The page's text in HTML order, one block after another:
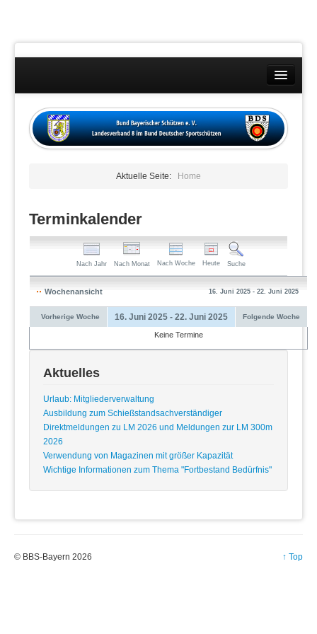
Wettkämpfe
Datenschutzübersicht
Aktuelle Seite: Home
Terminkalender
Nach Jahr Nach Monat Nach Woche Heute Suche
Wochenansicht 16. Juni 2025 - 22. Juni 2025
Vorherige Woche 16. Juni 2025 - 22. Juni 2025 Folgende Woche
Keine Termine
Aktuelles
Urlaub: Mitgliederverwaltung
Ausbildung zum Schießstandsachverständiger
Direktmeldungen zu LM 2026 und Meldungen zur LM 300m
2026
Verwendung von Magazinen mit größer Kapazität
Wichtige Informationen zum Thema "Fortbestand Bedürfnis"
↑ Top
© BBS-Bayern 2026